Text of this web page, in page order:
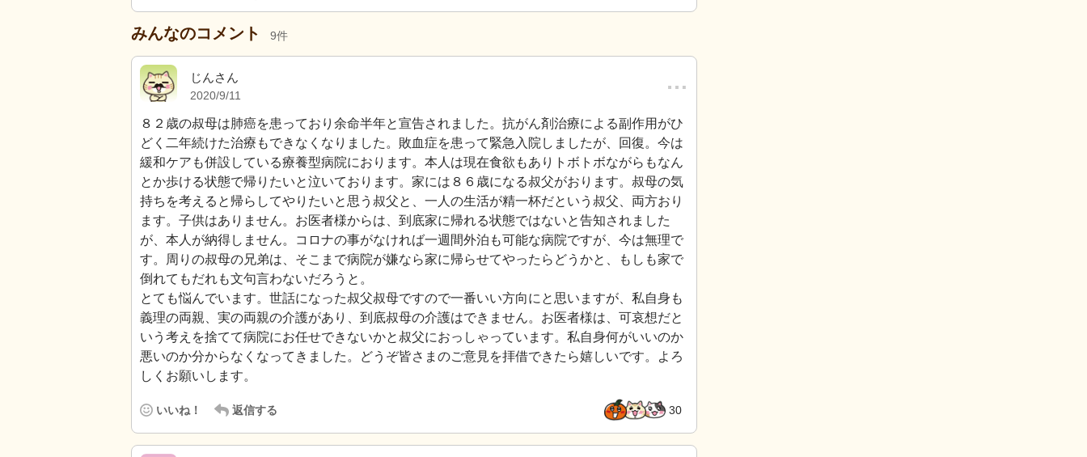
みんなのコメント 9件
じんさん
2020/9/11
…
８２歳の叔母は肺癌を患っており余命半年と宣告されました。抗がん剤治療による副作用がひ
どく二年続けた治療もできなくなりました。敗血症を患って緊急入院しましたが、回復。今は
緩和ケアも併設している療養型病院におります。本人は現在食欲もありトボトボながらもなん
とか歩ける状態で帰りたいと泣いております。家には８６歳になる叔父がおります。叔母の気
持ちを考えると帰らしてやりたいと思う叔父と、一人の生活が精一杯だという叔父、両方おり
ます。子供はありません。お医者様からは、到底家に帰れる状態ではないと告知されました
が、本人が納得しません。コロナの事がなければ一週間外泊も可能な病院ですが、今は無理で
す。周りの叔母の兄弟は、そこまで病院が嫌なら家に帰らせてやったらどうかと、もしも家で
倒れてもだれも文句言わないだろうと。
とても悩んでいます。世話になった叔父叔母ですので一番いい方向にと思いますが、私自身も
義理の両親、実の両親の介護があり、到底叔母の介護はできません。お医者様は、可哀想だと
いう考えを捨てて病院にお任せできないかと叔父におっしゃっています。私自身何がいいのか
悪いのか分からなくなってきました。どうぞ皆さまのご意見を拝借できたら嬉しいです。よろ
しくお願いします。
いいね！ 返信する 30